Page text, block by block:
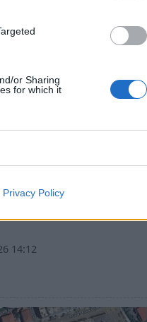
or Sharing
for which it
Privacy Policy
14:12